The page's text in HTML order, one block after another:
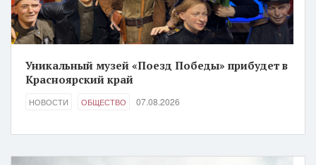
Уникальный музей «Поезд Победы» прибудет в
Красноярский край
НОВОСТИ ОБЩЕСТВО 07.08.2026